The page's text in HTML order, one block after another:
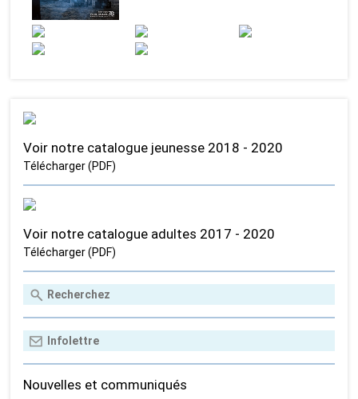
Voir notre catalogue jeunesse 2018 - 2020
Télécharger (PDF)
Voir notre catalogue adultes 2017 - 2020
Télécharger (PDF)
Nouvelles et communiqués